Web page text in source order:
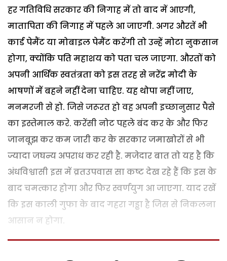
हर गतिविधि सरकार की निगाह में तो बाद में आएगी,
मातापिता की निगाह में पहले आ जाएगी. अगर औरतें भी
कार्ड पेमैंट या मोबाइल पेमैंट करेंगी तो उन्हें मोटा नुकसान
होगा, क्योंकि पति महाशय को पता चल जाएगा. औरतों को
अपनी आर्थिक स्वतंत्रता को इस तरह से नरेंद्र मोदी के
भाषणों में बहने नहीं देना चाहिए. यह थोपा नहीं जाए,
मनमरजी से हो. जिसे जरूरत हो वह अपनी इच्छानुसार पैसे
का इस्तेमाल करे. करेंसी नोट पहले बंद कर के और फिर
जानबूझ कर कम जारी कर के सरकार जमाखोरों से भी
ज्यादा जघन्य अपराध कर रही है. मजेदार बात तो यह है कि
अंधविश्वासी इस में व्रतउपवास सा कष्ट देख रहे हैं कि इस के
बाद चमत्कार होगा और फिर स्वर्णयुग आ जाएगा. याद रखें
कि इस काली गुफा के बाद गहरा गड्ढा है जिस से निकलना
आसान न होगा.